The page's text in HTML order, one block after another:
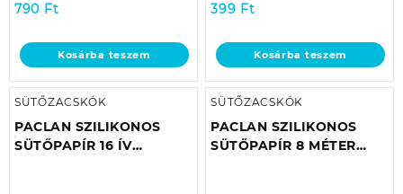
790 Ft
Kosárba teszem
399 Ft
Kosárba teszem
SÜTŐZACSKÓK
PACLAN SZILIKONOS
SÜTŐPAPÍR 16 ÍV
SÜTŐZACSKÓK
PACLAN SZILIKONOS
SÜTŐPAPÍR 8 MÉTER